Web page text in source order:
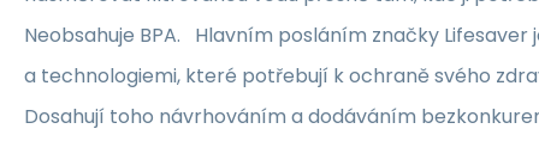
Neobsahuje BPA. Hlavním posláním značky Lifesaver
a technologiemi, které potřebují k ochraně svého
Dosahují toho návrhováním a dodáváním